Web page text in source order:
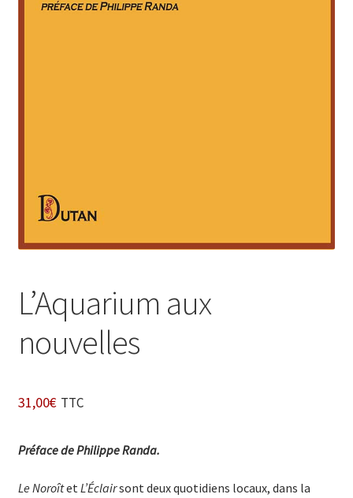
Soutien à Philippe Randa
Suivi de la Commande
L’Aquarium aux
nouvelles
31,00€ TTC
Préface de Philippe Randa.
Le Noroîtet L’Éclairsont deux quotidiens locaux, dans la